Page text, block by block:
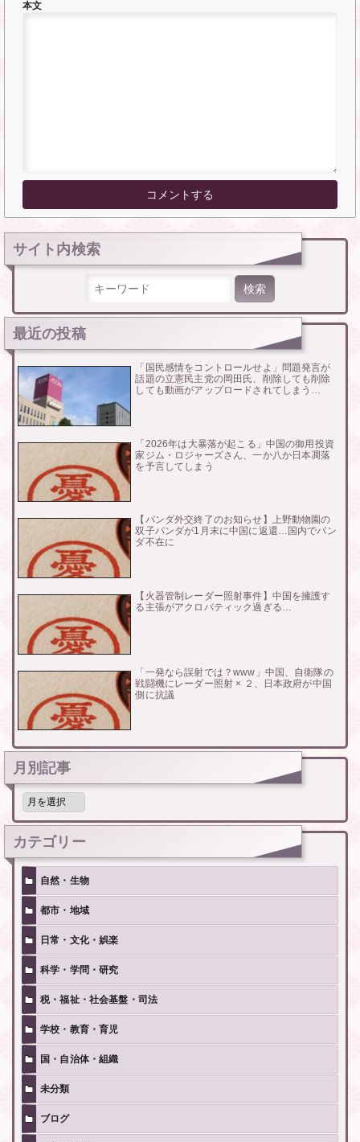
本文
サイト内検索
最近の投稿
「国民感情をコントロールせよ」問題発言が
話題の立憲民主党の岡田氏、削除しても削除
しても動画がアップロードされてしまう…
「2026年は大暴落が起こる」中国の御用投資
家ジム・ロジャーズさん、一か八か日本凋落
を予言してしまう
【パンダ外交終了のお知らせ】上野動物園の
双子パンダが1月末に中国に返還…国内でパン
ダ不在に
【火器管制レーダー照射事件】中国を擁護す
る主張がアクロバティック過ぎる…
「一発なら誤射では？www」中国、自衛隊の
戦闘機にレーダー照射 × ２、日本政府が中国
側に抗議
月別記事
月
記
事
カテゴリー
自然・生物
都市・地域
日常・文化・娯楽
科学・学問・研究
税・福祉・社会基盤・司法
学校・教育・育児
国・自治体・組織
未分類
ブログ